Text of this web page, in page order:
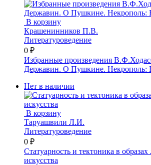
В корзину
Крашенинников П.В.
Литературоведение
0 ₽
Избранные произведения
Державин. О Пушкине. Некрополь:
Нет в наличии
В корзину
Таруашвили Л.И.
Литературоведение
0 ₽
Статуарность и тектоника в
искусства